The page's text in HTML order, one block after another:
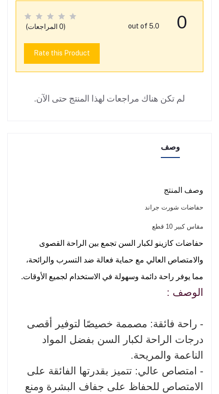
0
out of 5.0 (0 المراجعات)
Rate this Product
لم تكن هناك مراجعات لهذا المنتج حتى الآن.
وصف
وصف المنتج
حفاضات شورت جراند
مقاس كبير 10 قطع
حفاضات كازينو لكبار السن تجمع بين الراحة القصوى
والامتصاص العالي مع حماية فعالة ضد التسرب والرائحة،
مما يوفر راحة دائمة وسهولة في الاستخدام لجميع الأوقات.
الوصف :
- راحة فائقة: مصممة خصيصًا لتوفير أقصى
درجات الراحة لكبار السن بفضل المواد
الناعمة والمريحة.
- امتصاص عالي: تتميز بقدرتها الفائقة على
الامتصاص للحفاظ على جفاف البشرة ومنع